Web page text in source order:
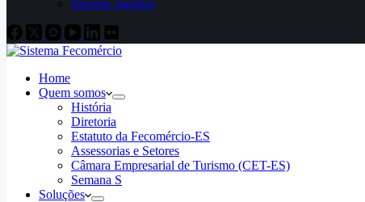
Informe Jurídico
Home
Quem somos
História
Diretoria
Estatuto da Fecomércio-ES
Assessorias e Setores
Câmara Empresarial de Turismo (CET-ES)
Semana S
Soluções